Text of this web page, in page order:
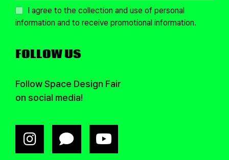
I agree to the collection and use of personal
information and to receive promotional information.
FOLLOW US
Follow Space Design Fair
on social media!